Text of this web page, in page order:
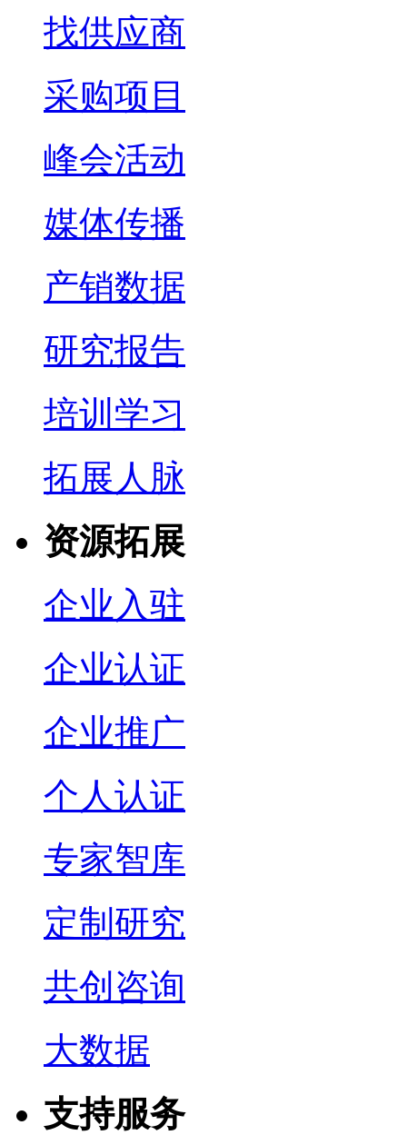
找供应商
采购项目
峰会活动
媒体传播
产销数据
研究报告
培训学习
拓展人脉
资源拓展
企业入驻
企业认证
企业推广
个人认证
专家智库
定制研究
共创咨询
大数据
支持服务